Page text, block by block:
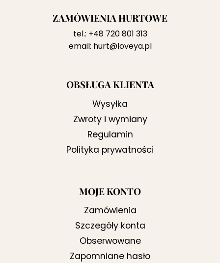
ZAMÓWIENIA HURTOWE
tel.: +48 720 801 313
email: hurt@loveya.pl
OBSŁUGA KLIENTA
Wysyłka
Zwroty i wymiany
Regulamin
Polityka prywatności
MOJE KONTO
Zamówienia
Szczegóły konta
Obserwowane
Zapomniane hasło